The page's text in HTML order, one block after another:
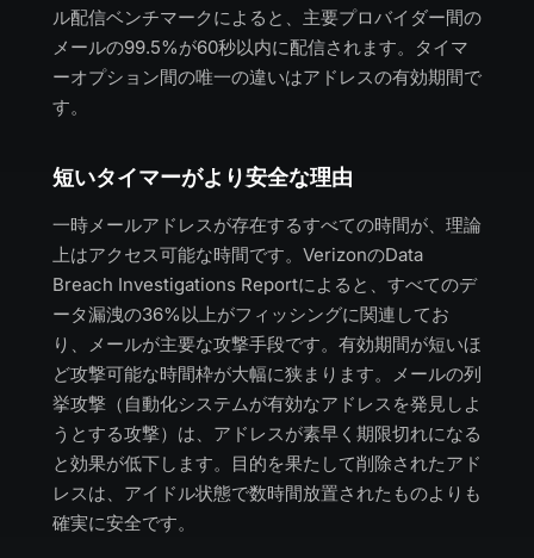
ル配信ベンチマークによると、主要プロバイダー間の
メールの99.5%が60秒以内に配信されます。タイマ
ーオプション間の唯一の違いはアドレスの有効期間で
す。
短いタイマーがより安全な理由
一時メールアドレスが存在するすべての時間が、理論
上はアクセス可能な時間です。VerizonのData
Breach Investigations Reportによると、すべてのデ
ータ漏洩の36%以上がフィッシングに関連してお
り、メールが主要な攻撃手段です。有効期間が短いほ
ど攻撃可能な時間枠が大幅に狭まります。メールの列
挙攻撃（自動化システムが有効なアドレスを発見しよ
うとする攻撃）は、アドレスが素早く期限切れになる
と効果が低下します。目的を果たして削除されたアド
レスは、アイドル状態で数時間放置されたものよりも
確実に安全です。